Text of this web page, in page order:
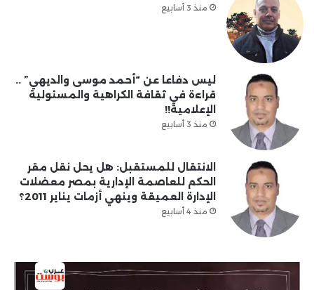
منذ 3 أسابيع
ليس دفاعا عن “أحمد موسى والديهي” ..
قراءة في ثقافة الكراهية والمسئولية
الإعلامية!!
منذ 3 أسابيع
الانتقال للمستقبل: هل يحل نقل مقر
الحكم للعاصمة الإدارية بمصر معضلات
الإدارة العميقة وينهي أزمات يناير 2011؟
منذ 4 أسابيع